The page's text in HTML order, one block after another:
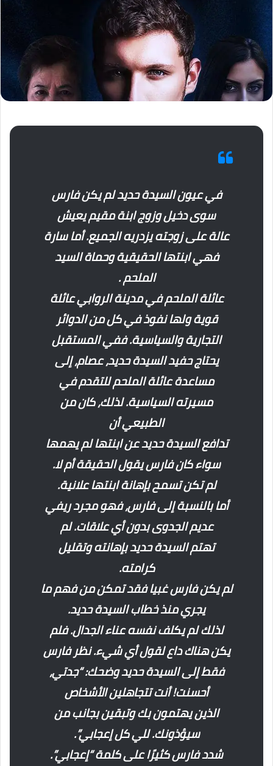
في عيون السيدة حديد لم يكن فارس
سوی دخیل وزوج ابنة مقيم يعيش
عالة على زوجته يزدريه الجميع. أما سارة
فهي ابنتها الحقيقية وحماة السيد
الملحم .
عائلة الملحم في مدينة الروابي عائلة
قوية ولها نفوذ في كل من الدوائر
التجارية والسياسية. ففي المستقبل
يحتاج حفيد السيدة حديد، عصام، إلى
مساعدة عائلة الملحم للتقدم في
مسيرته السياسية. لذلك، كان من
الطبيعي أن
تدافع السيدة حديد عن ابنتها لم يهمها
سواء كان فارس يقول الحقيقة أم لا.
لم تكن تسمح بإهانة ابنتها علانية.
أما بالنسبة إلى فارس، فهو مجرد ريفي
عديم الجدوى بدون أي علاقات. لم
تهتم السيدة حديد بإهانته وتقليل
كرامته.
لم يكن فارس غبيا فقد تمكن من فهم ما
يجري منذ خطاب السيدة حديد.
لذلك لم يكلف نفسه عناء الجدال. فلم
يكن هناك داع لقول أي شيء. نظر فارس
فقط إلى السيدة حديد وضحك: “جدتي،
أحسنت! أنت تتجاهلين الأشخاص
الذين يهتمون بك وتبقين بجانب من
سيؤذونك. للي كل إعجابي”.
شدد فارس كثيرًا على كلمة “إعجابي”.